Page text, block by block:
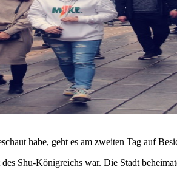
habe, geht es am zweiten Tag auf
Shu-Königreichs war. Die Stadt